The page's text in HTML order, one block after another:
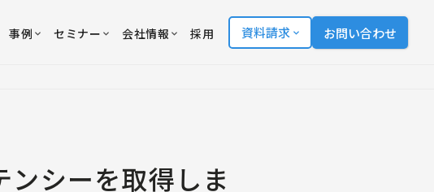
事例 セミナー 会社情報 採用 資料請求 お問い合わせ
シーを取得しま